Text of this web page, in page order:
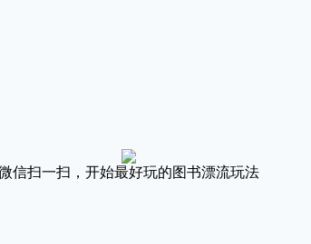
信扫一扫，开始最好玩的图书漂流玩法